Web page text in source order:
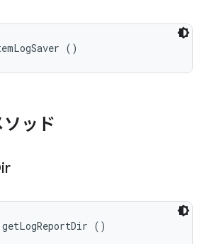
()
ッド
getLogReportDir ()